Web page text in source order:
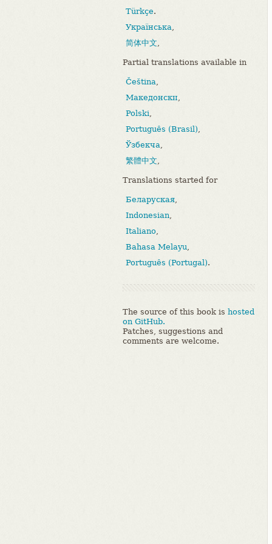
Türkçe.
Українська,
简体中文,
Partial translations available in
Čeština,
Македонски,
Polski,
Português (Brasil),
Ўзбекча,
繁體中文,
Translations started for
Беларуская,
Indonesian,
Italiano,
Bahasa Melayu,
Português (Portugal).
The source of this book is hosted
on GitHub.
Patches, suggestions and
comments are welcome.